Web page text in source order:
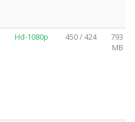
Hd-1080p 450 / 424
793
MB